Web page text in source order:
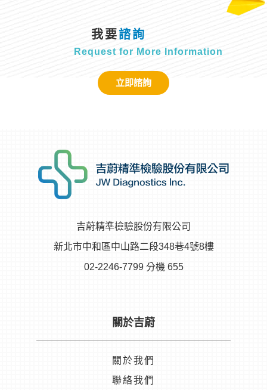
我要諮詢
Request for More Information
立即諮詢
吉蔚精準檢驗股份有限公司
新北市中和區中山路二段348巷4號8樓
02-2246-7799 分機 655
關於吉蔚
關於我們
聯絡我們